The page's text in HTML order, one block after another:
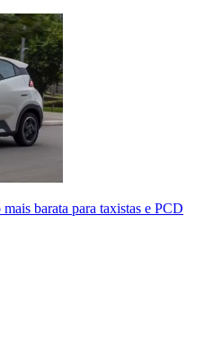
barata para taxistas e PCD